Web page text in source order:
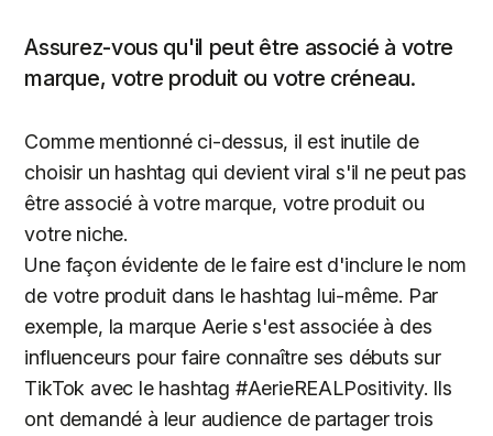
Assurez-vous qu'il peut être associé à votre
marque, votre produit ou votre créneau.
Comme mentionné ci-dessus, il est inutile de
choisir un hashtag qui devient viral s'il ne peut pas
être associé à votre marque, votre produit ou
votre niche.
Une façon évidente de le faire est d'inclure le nom
de votre produit dans le hashtag lui-même. Par
exemple, la marque Aerie s'est associée à des
influenceurs pour faire connaître ses débuts sur
TikTok avec le hashtag #AerieREALPositivity. Ils
ont demandé à leur audience de partager trois